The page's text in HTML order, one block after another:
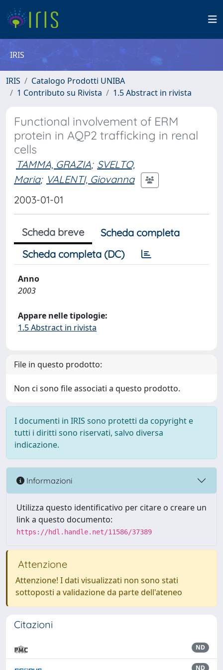
IRIS
IRIS
Catalogo Prodotti UNIBA
1 Contributo su Rivista
1.5 Abstract in rivista
Functional involvement of ERM
protein in AQP2 trafficking in renal
cells
TAMMA, GRAZIA; SVELTO,
Maria; VALENTI, Giovanna
2003-01-01
Scheda breve
Scheda completa
Scheda completa (DC)
Anno
2003
Appare nelle tipologie:
1.5 Abstract in rivista
File in questo prodotto:
Non ci sono file associati a questo prodotto.
I documenti in IRIS sono protetti da copyright e
tutti i diritti sono riservati, salvo diversa
indicazione.
Informazioni
Utilizza questo identificativo per citare o creare un
link a questo documento:
https://hdl.handle.net/11586/37389
Attenzione
Attenzione! I dati visualizzati non sono stati
sottoposti a validazione da parte dell'ateneo
Citazioni
ND
ND